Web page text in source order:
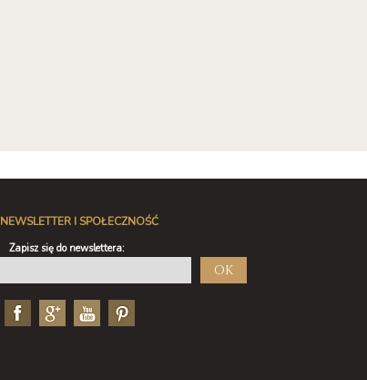
NEWSLETTER I SPOŁECZNOŚĆ
Zapisz się do newslettera:
OK